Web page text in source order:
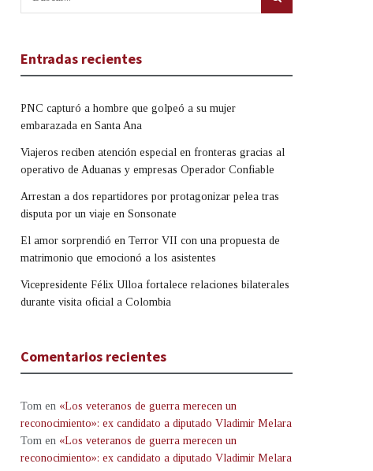
Entradas recientes
PNC capturó a hombre que golpeó a su mujer
embarazada en Santa Ana
Viajeros reciben atención especial en fronteras gracias al
operativo de Aduanas y empresas Operador Confiable
Arrestan a dos repartidores por protagonizar pelea tras
disputa por un viaje en Sonsonate
El amor sorprendió en Terror VII con una propuesta de
matrimonio que emocionó a los asistentes
Vicepresidente Félix Ulloa fortalece relaciones bilaterales
durante visita oficial a Colombia
Comentarios recientes
Tom en «Los veteranos de guerra merecen un
reconocimiento»: ex candidato a diputado Vladimir Melara
Tom en «Los veteranos de guerra merecen un
reconocimiento»: ex candidato a diputado Vladimir Melara